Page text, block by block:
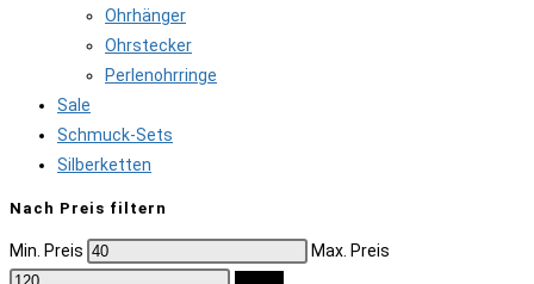
Ohrhänger
Ohrstecker
Perlenohrringe
Sale
Schmuck-Sets
Silberketten
Nach Preis filtern
Min. Preis Max. Preis